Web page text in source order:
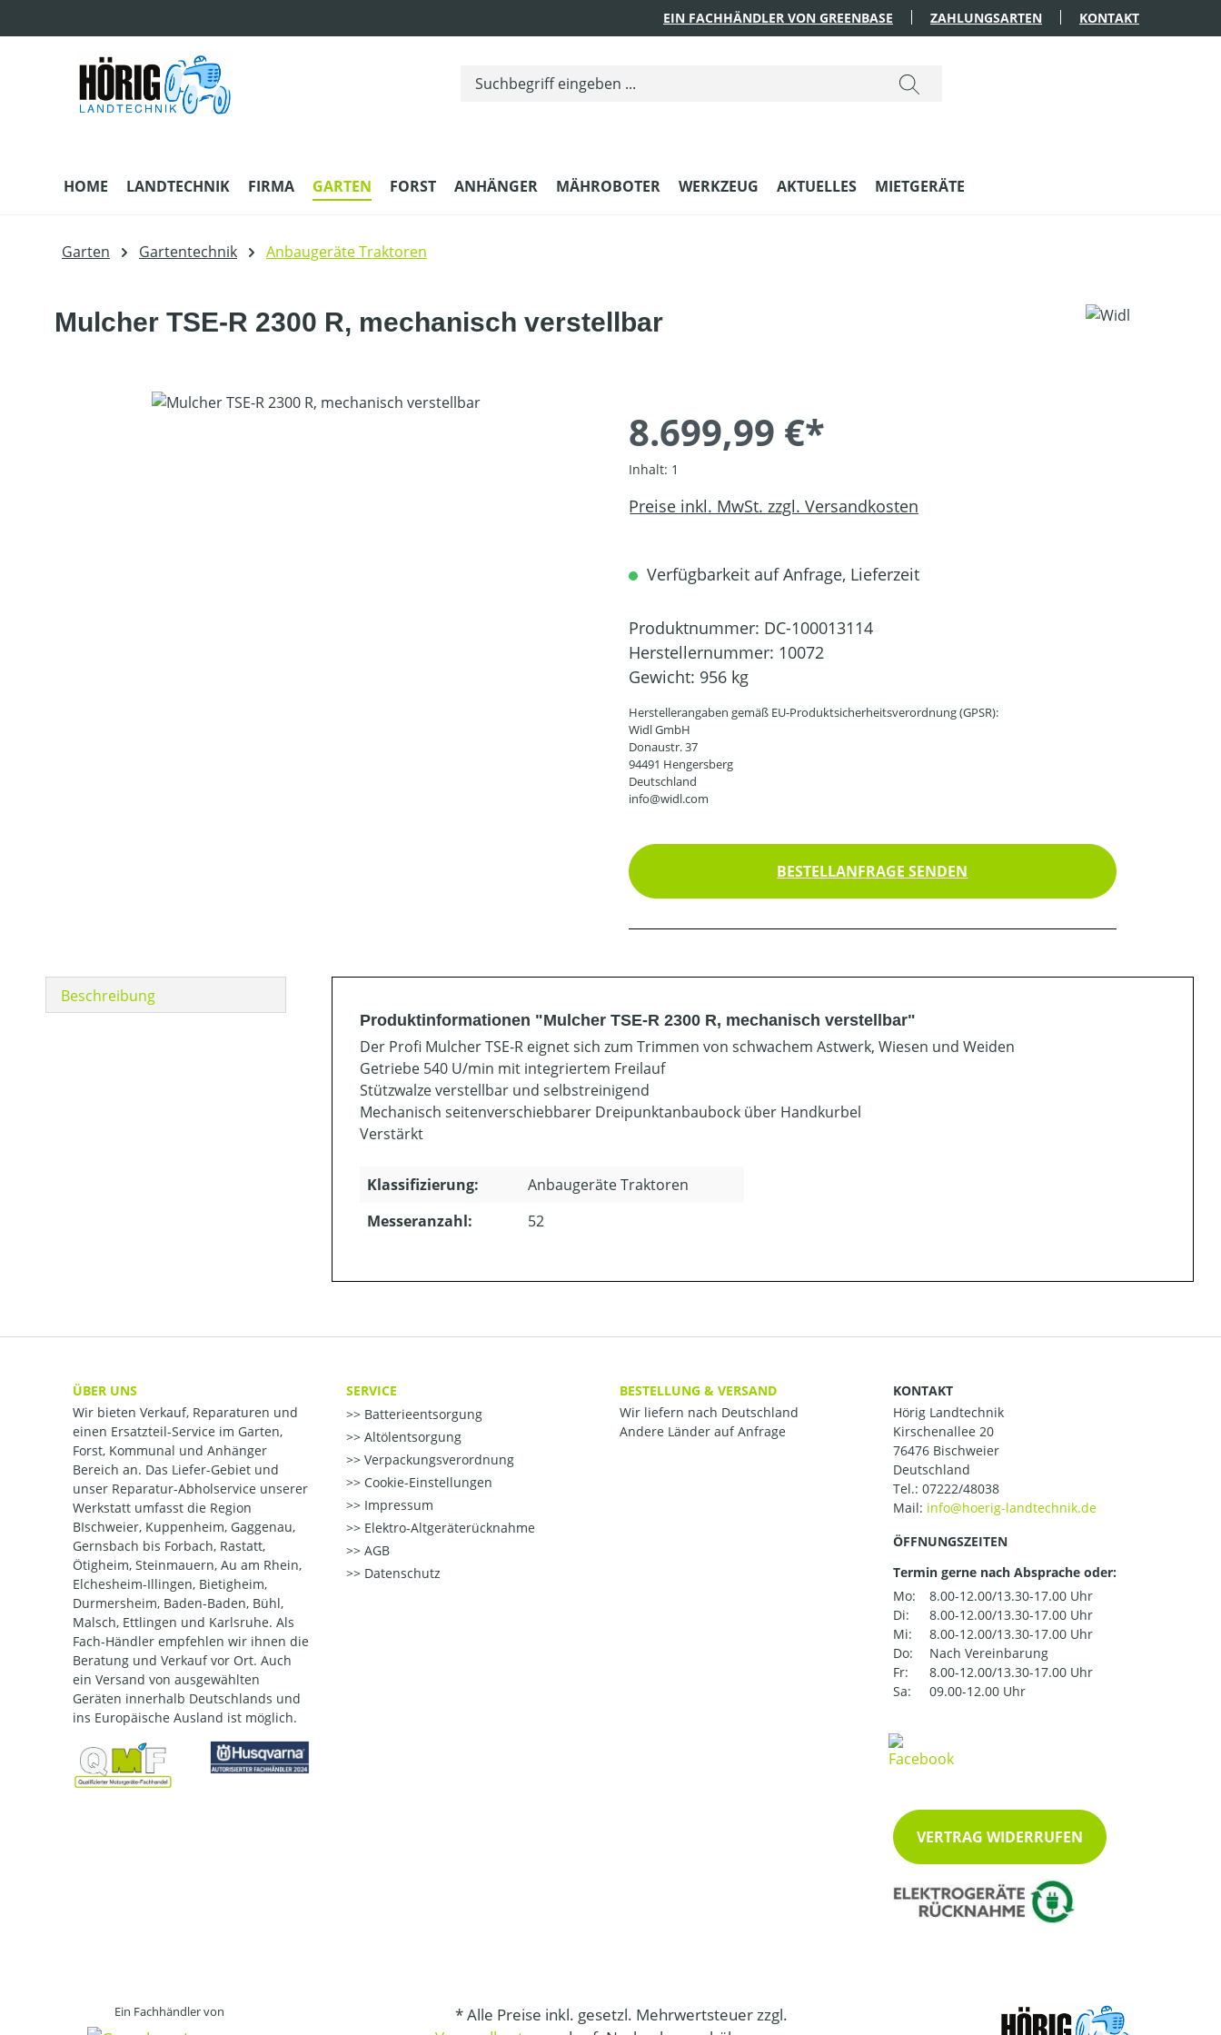
EIN FACHHÄNDLER VON GREENBASE ZAHLUNGSARTEN KONTAKT
HOME LANDTECHNIK FIRMA GARTEN FORST ANHÄNGER MÄHROBOTER WERKZEUG AKTUELLES MIETGERÄTE
Garten Gartentechnik Anbaugeräte Traktoren
Mulcher TSE-R 2300 R, mechanisch verstellbar
Bildergalerie überspringen
8.699,99 €*
Inhalt: 1
Preise inkl. MwSt. zzgl. Versandkosten
Verfügbarkeit auf Anfrage, Lieferzeit
Produktnummer: DC-100013114
Herstellernummer: 10072
Gewicht: 956 kg
Herstellerangaben gemäß EU-Produktsicherheitsverordnung (GPSR):
Widl GmbH
Donaustr. 37
94491 Hengersberg
Deutschland
info@widl.com
BESTELLANFRAGE SENDEN
Beschreibung
Produktinformationen "Mulcher TSE-R 2300 R, mechanisch verstellbar"
Der Profi Mulcher TSE-R eignet sich zum Trimmen von schwachem Astwerk, Wiesen und Weiden
Getriebe 540 U/min mit integriertem Freilauf
Stützwalze verstellbar und selbstreinigend
Mechanisch seitenverschiebbarer Dreipunktanbaubock über Handkurbel
Verstärkt
Klassifizierung:
Anbaugeräte Traktoren
Messeranzahl:
52
ÜBER UNS
Wir bieten Verkauf, Reparaturen und
einen Ersatzteil-Service im Garten,
Forst, Kommunal und Anhänger
Bereich an. Das Liefer-Gebiet und
unser Reparatur-Abholservice unserer
Werkstatt umfasst die Region
BIschweier, Kuppenheim, Gaggenau,
Gernsbach bis Forbach, Rastatt,
Ötigheim, Steinmauern, Au am Rhein,
Elchesheim-Illingen, Bietigheim,
Durmersheim, Baden-Baden, Bühl,
Malsch, Ettlingen und Karlsruhe. Als
Fach-Händler empfehlen wir ihnen die
Beratung und Verkauf vor Ort. Auch
ein Versand von ausgewählten
Geräten innerhalb Deutschlands und
ins Europäische Ausland ist möglich.
SERVICE
Batterieentsorgung
Altölentsorgung
Verpackungsverordnung
Cookie-Einstellungen
Impressum
Elektro-Altgeräterücknahme
AGB
Datenschutz
BESTELLUNG & VERSAND
Wir liefern nach Deutschland
Andere Länder auf Anfrage
KONTAKT
Hörig Landtechnik
Kirschenallee 20
76476 Bischweier
Deutschland
Tel.: 07222/48038
Mail:
ÖFFNUNGSZEITEN
Termin gerne nach Absprache oder:
Mo:
8.00-12.00/13.30-17.00 Uhr
Di:
8.00-12.00/13.30-17.00 Uhr
Mi:
8.00-12.00/13.30-17.00 Uhr
Do:
Nach Vereinbarung
Fr:
8.00-12.00/13.30-17.00 Uhr
Sa:
09.00-12.00 Uhr
VERTRAG WIDERRUFEN
Ein Fachhändler von
* Alle Preise inkl. gesetzl. Mehrwertsteuer zzgl.